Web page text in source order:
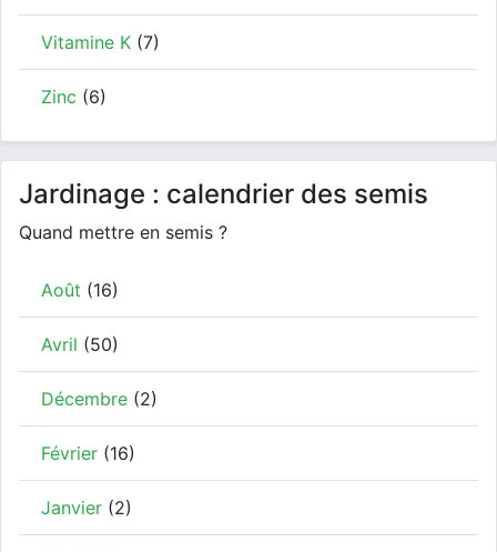
Vitamine K (7)
Zinc (6)
Jardinage : calendrier des semis
Quand mettre en semis ?
Août (16)
Avril (50)
Décembre (2)
Février (16)
Janvier (2)